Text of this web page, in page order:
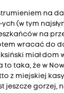
na
(w tym
na
wracać do
miał dom
taka, że w
z miejskiej
jeszcze gorzej,